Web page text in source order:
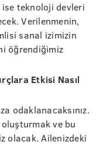
teknoloji devleri
Verilenmenin,
sanal izimizin
öğrendiğimiz
Etkisi Nasıl
odaklanacaksınız.
ve bu
olacak. Ailenizdeki